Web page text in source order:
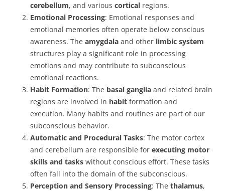
cerebellum, and various cortical regions.
Emotional Processing: Emotional responses and
emotional memories often operate below conscious
awareness. The amygdala and other limbic system
structures play a significant role in processing
emotions and may contribute to subconscious
emotional reactions.
Habit Formation: The basal ganglia and related brain
regions are involved in habit formation and
execution. Many habits and routines are part of our
subconscious behavior.
Automatic and Procedural Tasks: The motor cortex
and cerebellum are responsible for executing motor
skills and tasks without conscious effort. These tasks
often fall into the domain of the subconscious.
Perception and Sensory Processing: The thalamus,